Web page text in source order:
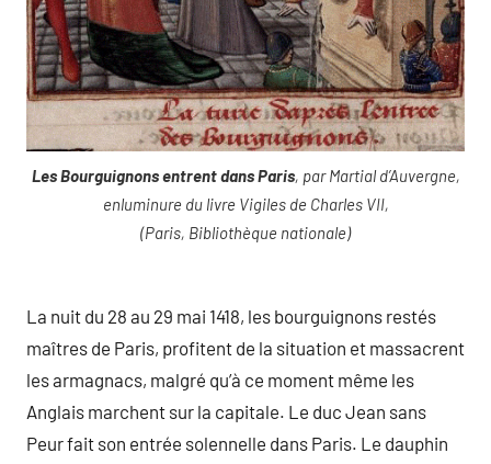
Les Bourguignons entrent dans Paris, par Martial d’Auvergne,
enluminure du livre Vigiles de Charles VII,
(Paris, Bibliothèque nationale)
La nuit du 28 au 29 mai 1418, les bourguignons restés
maîtres de Paris, profitent de la situation et massacrent
les armagnacs, malgré qu’à ce moment même les
Anglais marchent sur la capitale. Le duc Jean sans
Peur fait son entrée solennelle dans Paris. Le dauphin